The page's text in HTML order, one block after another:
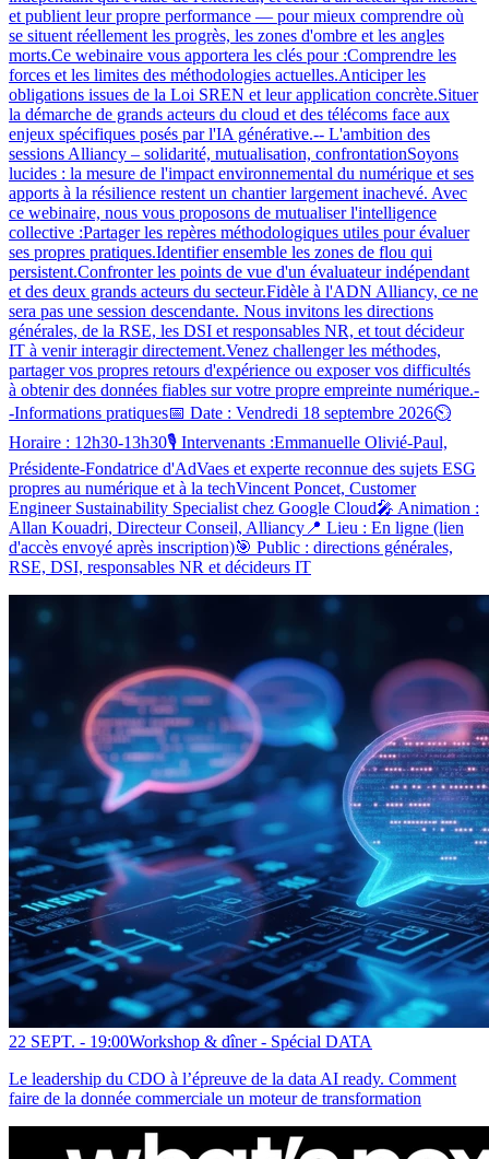
et publient leur propre performance — pour mieux comprendre où
se situent réellement les progrès, les zones d'ombre et les angles
morts.Ce webinaire vous apportera les clés pour :Comprendre les
forces et les limites des méthodologies actuelles.Anticiper les
obligations issues de la Loi SREN et leur application concrète.Situer
la démarche de grands acteurs du cloud et des télécoms face aux
enjeux spécifiques posés par l'IA générative.-- L'ambition des
sessions Alliancy – solidarité, mutualisation, confrontationSoyons
lucides : la mesure de l'impact environnemental du numérique et ses
apports à la résilience restent un chantier largement inachevé. Avec
ce webinaire, nous vous proposons de mutualiser l'intelligence
collective :Partager les repères méthodologiques utiles pour évaluer
ses propres pratiques.Identifier ensemble les zones de flou qui
persistent.Confronter les points de vue d'un évaluateur indépendant
et des deux grands acteurs du secteur.Fidèle à l'ADN Alliancy, ce ne
sera pas une session descendante. Nous invitons les directions
générales, de la RSE, les DSI et responsables NR, et tout décideur
IT à venir interagir directement.Venez challenger les méthodes,
partager vos propres retours d'expérience ou exposer vos difficultés
à obtenir des données fiables sur votre propre empreinte numérique.-
-Informations pratiques📅 Date : Vendredi 18 septembre 2026⏲️
Horaire : 12h30-13h30🎙️ Intervenants :Emmanuelle Olivié-Paul,
Présidente-Fondatrice d'AdVaes et experte reconnue des sujets ESG
propres au numérique et à la techVincent Poncet, Customer
Engineer Sustainability Specialist chez Google Cloud🎤 Animation :
Allan Kouadri, Directeur Conseil, Alliancy📍 Lieu : En ligne (lien
d'accès envoyé après inscription)🎯 Public : directions générales,
RSE, DSI, responsables NR et décideurs IT
22 SEPT. - 19:00Workshop & dîner - Spécial DATA
Le leadership du CDO à l’épreuve de la data AI ready. Comment
faire de la donnée commerciale un moteur de transformation